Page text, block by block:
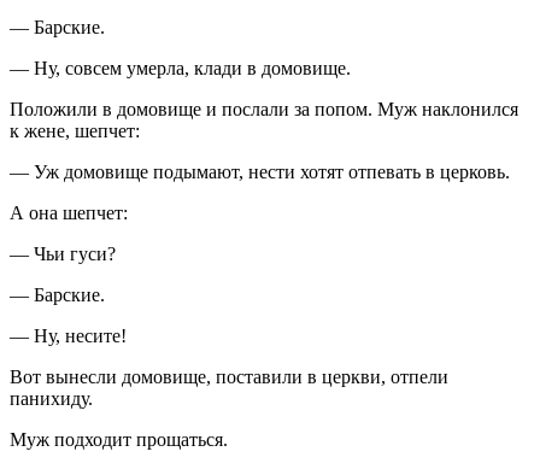
— Барские.
— Ну, совсем умерла, клади в домовище.
Положили в домовище и послали за попом. Муж наклонился
к жене, шепчет:
— Уж домовище подымают, нести хотят отпевать в церковь.
А она шепчет:
— Чьи гуси?
— Барские.
— Ну, несите!
Вот вынесли домовище, поставили в церкви, отпели
панихиду.
Муж подходит прощаться.